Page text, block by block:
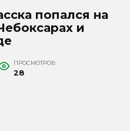
попался на
и
ПРОСМОТРОВ
28